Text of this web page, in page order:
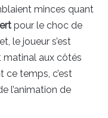
minces quant
pour le choc de
le joueur s’est
matinal aux côtés
ce temps, c’est
l’animation de